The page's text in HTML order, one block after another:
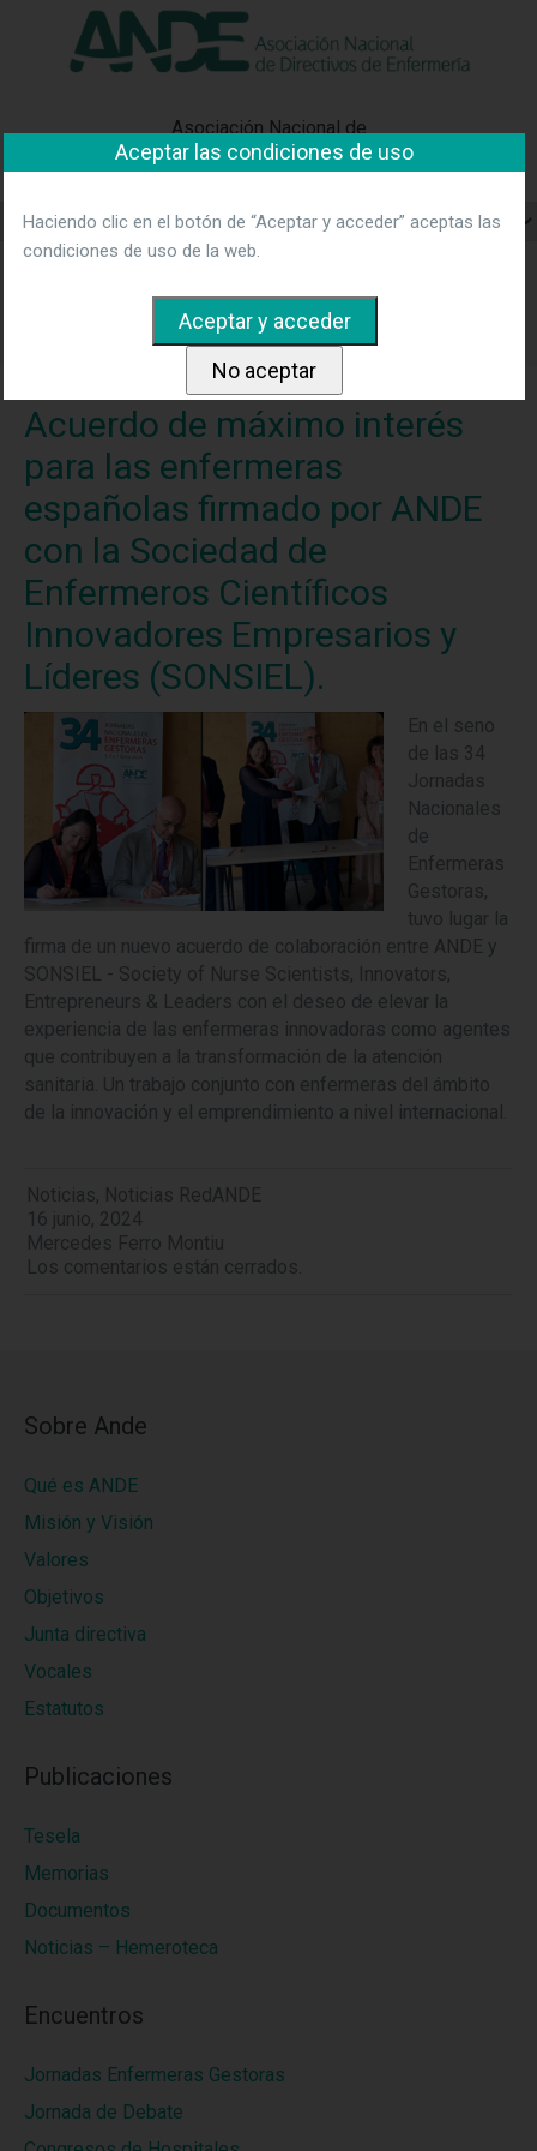
"Ver política"
Asociación Nacional de
Directivos de Enfermería
Home Noticias
Acuerdo de máximo interés para las
Enfermeros Científicos Innovadores Empresarios y Líderes
(SONSIEL).
Acuerdo de máximo interés
para las enfermeras
españolas firmado por ANDE
con la Sociedad de
Enfermeros Científicos
Innovadores Empresarios y
Líderes (SONSIEL).
En el seno
de las 34
Jornadas
Nacionales
de
Enfermeras
Gestoras,
tuvo lugar la
firma de un nuevo acuerdo de colaboración entre ANDE y
SONSIEL - Society of Nurse Scientists, Innovators,
Entrepreneurs & Leaders con el deseo de elevar la
experiencia de las enfermeras innovadoras como agentes
que contribuyen a la transformación de la atención
sanitaria. Un trabajo conjunto con enfermeras del ámbito
de la innovación y el emprendimiento a nivel internacional.
Noticias, Noticias RedANDE
16 junio, 2024
Mercedes Ferro Montiu
Los comentarios están cerrados.
Sobre Ande
Qué es ANDE
Misión y Visión
Valores
Objetivos
Junta directiva
Vocales
Estatutos
Publicaciones
Tesela
Memorias
Documentos
Noticias – Hemeroteca
Encuentros
Jornadas Enfermeras Gestoras
Jornada de Debate
Aceptar las condiciones de uso
Haciendo clic en el botón de “Aceptar y acceder” aceptas las
condiciones de uso de la web.